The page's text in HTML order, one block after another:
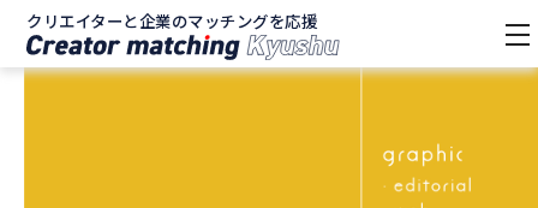
クリエイターと企業のマッチングを応援